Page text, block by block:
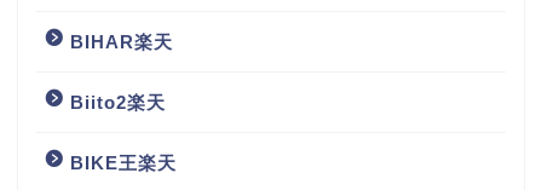
BIHAR楽天
Biito2楽天
BIKE王楽天